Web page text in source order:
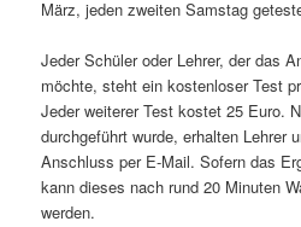
März, jeden zweiten Samstag
Jeder Schüler oder Lehrer, der das
möchte, steht ein kostenloser Test
Jeder weiterer Test kostet 25 Euro.
durchgeführt wurde, erhalten Lehrer
Anschluss per E-Mail. Sofern das
kann dieses nach rund 20 Minuten
werden.